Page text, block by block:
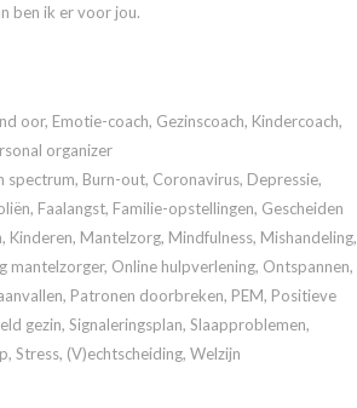
ben ik er voor jou.
oor, Emotie-coach, Gezinscoach, Kindercoach,
organizer
Burn-out, Coronavirus, Depressie,
Faalangst, Familie-opstellingen, Gescheiden
Kinderen, Mantelzorg, Mindfulness, Mishandeling,
Online hulpverlening, Ontspannen,
Patronen doorbreken, PEM, Positieve
gezin, Signaleringsplan, Slaapproblemen,
Stress, (V)echtscheiding, Welzijn